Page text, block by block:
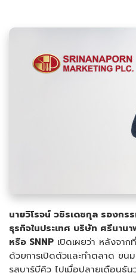
นายวิโรจน์ วชิรเดชกุล รองกร
ธุรกิจในประเทศ บริษัท ศรีนาน
หรือ SNNP เปิดเผยว่า หลังจา
ด้วยการเปิดตัวและทำตลาด ข
รสบาร์บีคิว ไปเมื่อปลายเดือนธั